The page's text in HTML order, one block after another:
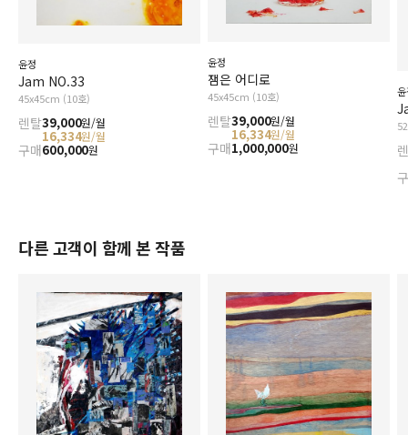
윤정
Jam NO.33
45x45cm (10호)
렌탈39,000원/월
16,334원/월
구매600,000원
윤정
잼은 어디로
45x45cm (10호)
렌탈39,000원/월
16,334원/월
구매1,000,000원
다른 고객이 함께 본 작품